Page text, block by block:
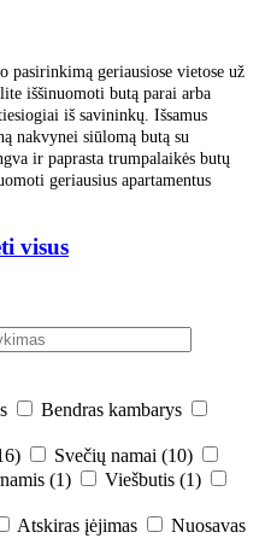
geriausiose vietose už
iššinuomoti butą parai arba
iš savininkų. Išsamus
nakvynei siūlomą butą su
ir paprasta trumpalaikės butų
geriausius apartamentus
visus
Bendras kambarys
Svečių namai (10)
(1) Viešbutis (1)
Atskiras įėjimas
Nuosavas